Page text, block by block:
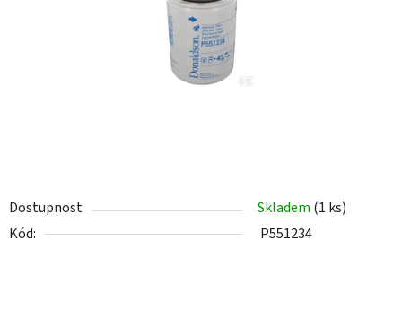
Dostupnost Skladem (1 ks)
Kód:
P551234